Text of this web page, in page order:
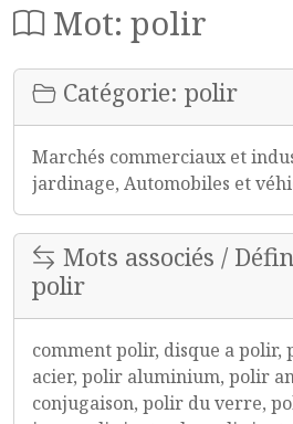
Mot: polir
Catégorie: polir
Marchés commerciaux et
jardinage, Automobiles et
Mots associés /
polir
comment polir, disque a polir,
acier, polir aluminium, polir
conjugaison, polir du verre,